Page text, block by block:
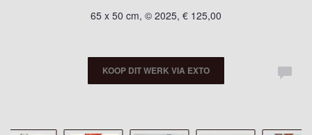
65 x 50 cm, © 2025, € 125,00
KOOP DIT WERK VIA EXTO